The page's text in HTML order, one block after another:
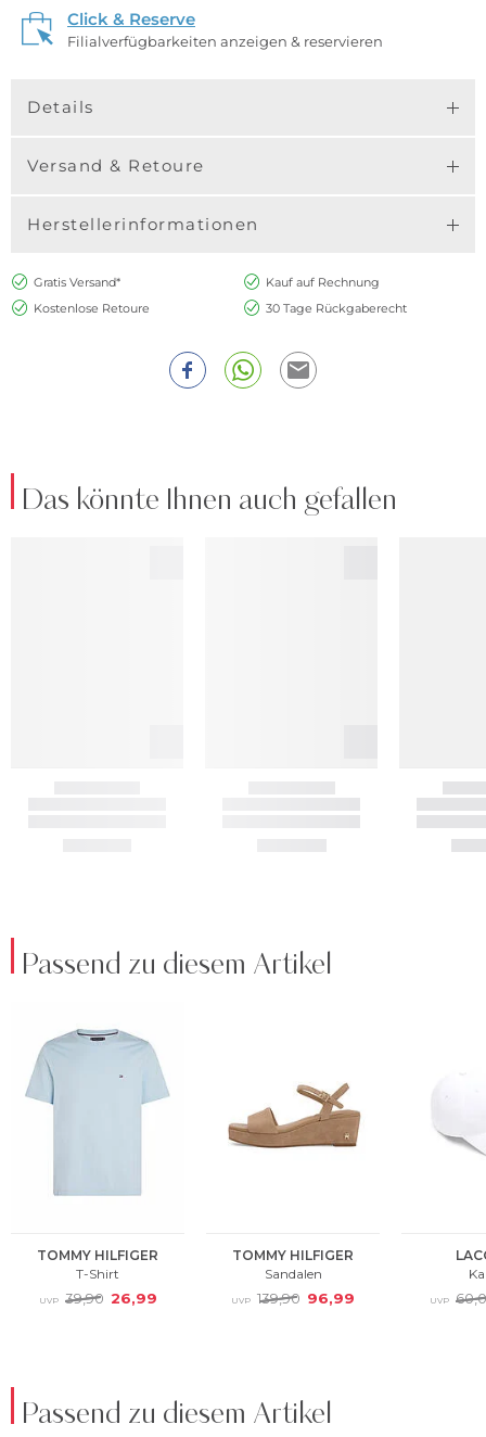
Click & Reserve
Filialverfügbarkeiten anzeigen & reservieren
Details
Versand & Retoure
Herstellerinformationen
Gratis Versand*
Kauf auf Rechnung
Kostenlose Retoure
30 Tage Rückgaberecht
Das könnte Ihnen auch gefallen
Passend zu diesem Artikel
Passend zu diesem Artikel